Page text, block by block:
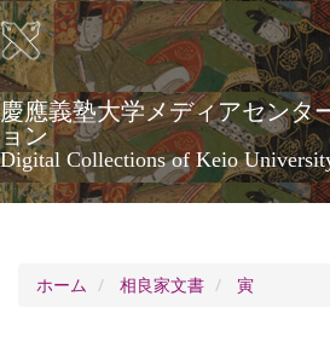
メ
イ
ン
コ
ン
テ
ン
ツ
に
慶應義塾大学メディアセンタ
ョン
Digital Collections of Keio
ホーム
相良家文書 寅